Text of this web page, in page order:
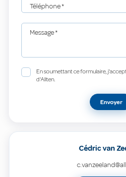
Téléphone*
Message*
En soumettant ce formulaire,
d'Allten.
Envoyer
Cédric van